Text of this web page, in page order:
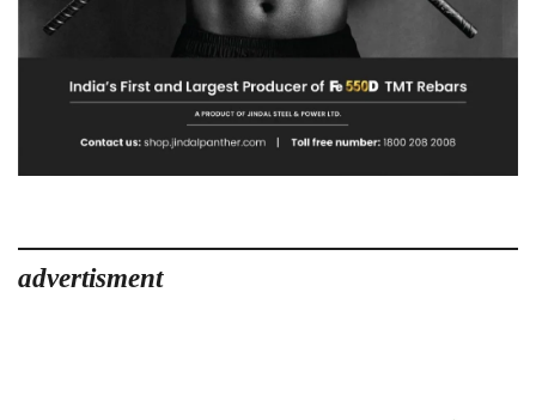
advertisment